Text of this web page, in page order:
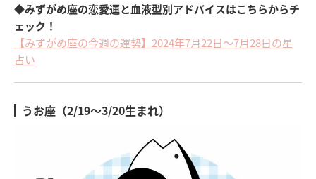
◆みずがめ座の恋愛運と血液型別アドバイスはこちらからチ
ェック！
【みずがめ座の今週の運勢】2024年7月22日～7月28日の星
占い
うお座（2/19～3/20生まれ）